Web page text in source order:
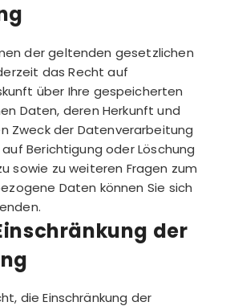
der geltenden gesetzlichen
das Recht auf
über Ihre gespeicherten
Daten, deren Herkunft und
Zweck der Datenverarbeitung
Berichtigung oder Löschung
sowie zu weiteren Fragen zum
Daten können Sie sich
der
die Einschränkung der